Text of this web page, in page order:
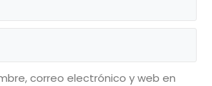
correo electrónico y web en